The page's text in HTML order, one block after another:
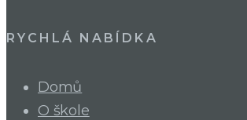
RYCHLÁ NABÍDKA
Domů
O škole